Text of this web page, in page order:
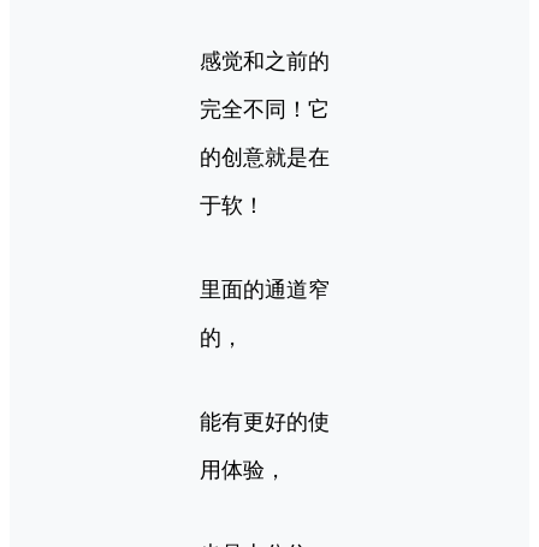
感觉和之前的
完全不同！它
的创意就是在
于软！
里面的通道窄
的，
能有更好的使
用体验，